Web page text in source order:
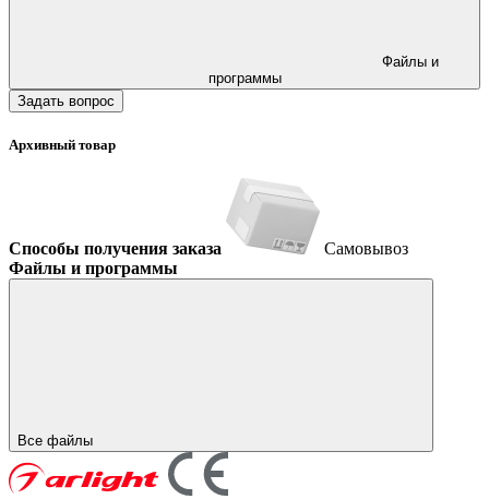
программы
Задать вопрос
Архивный товар
Способы получения заказа
Самовывоз
Файлы и программы
Все файлы